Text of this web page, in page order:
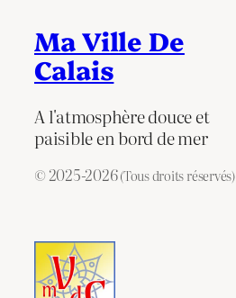
Ma Ville De
Calais
A l'atmosphère douce et
paisible en bord de mer
© 2025-2026(Tous droits réservés)